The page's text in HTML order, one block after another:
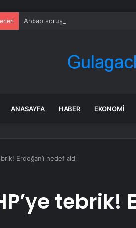
Ahbap soruşturmasında iş insanı
ANASAYFA HABER EKONOMI
Erdoğan’ı hedef aldı
tebrik!